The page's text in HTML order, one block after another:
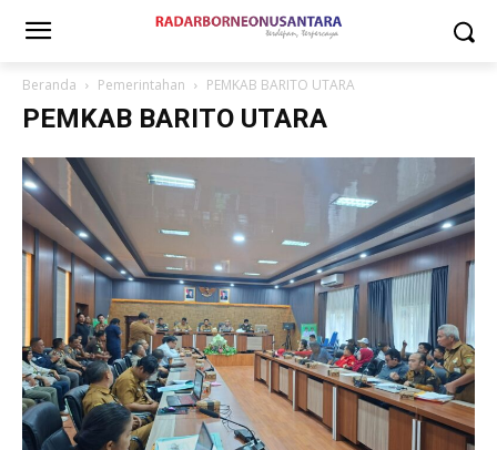
Beranda Pemerintahan PEMKAB BARITO UTARA
PEMKAB BARITO UTARA